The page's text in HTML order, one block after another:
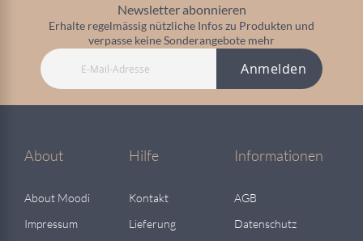
Newsletter abonnieren
Erhalte regelmässig nützliche Infos zu Produkten und
verpasse keine Sonderangebote mehr
Anmelden
About
About Moodi
Impressum
Hilfe
Kontakt
Lieferung
Informationen
AGB
Datenschutz